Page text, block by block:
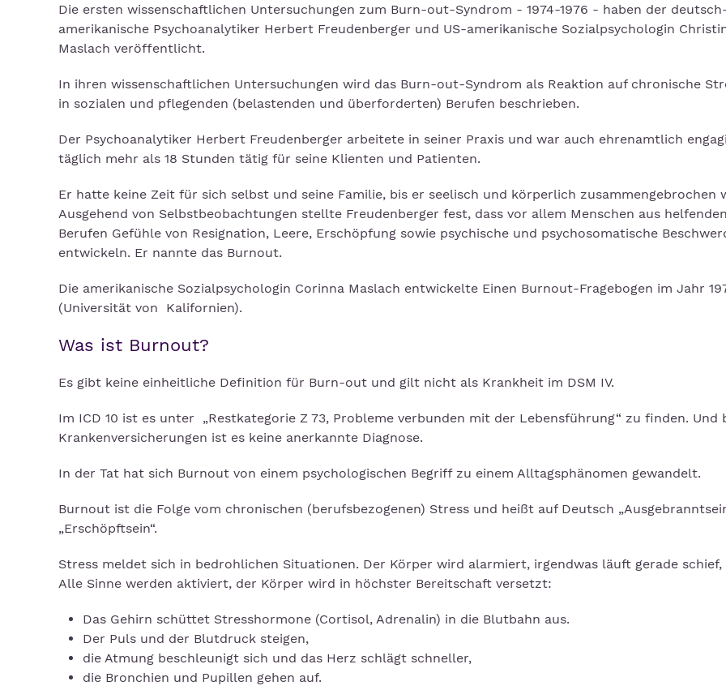
Die ersten wissenschaftlichen Untersuchungen zum Burn-out-Syndrom - 1974-1976 - haben der
amerikanische Psychoanalytiker Herbert Freudenberger und US-amerikanische Sozialpsychologin
Maslach veröffentlicht.
In ihren wissenschaftlichen Untersuchungen wird das Burn-out-Syndrom als Reaktion auf chronische
in sozialen und pflegenden (belastenden und überforderten) Berufen beschrieben.
Der Psychoanalytiker Herbert Freudenberger arbeitete in seiner Praxis und war auch ehrenamtlich
täglich mehr als 18 Stunden tätig für seine Klienten und Patienten.
Er hatte keine Zeit für sich selbst und seine Familie, bis er seelisch und körperlich zusammengebrochen
Ausgehend von Selbstbeobachtungen stellte Freudenberger fest, dass vor allem Menschen aus helfenden
Berufen Gefühle von Resignation, Leere, Erschöpfung sowie psychische und psychosomatische
entwickeln. Er nannte das Burnout.
Die amerikanische Sozialpsychologin Corinna Maslach entwickelte Einen Burnout-Fragebogen im Jahr
(Universität von Kalifornien).
Was ist Burnout?
Es gibt keine einheitliche Definition für Burn-out und gilt nicht als Krankheit im DSM IV.
Im ICD 10 ist es unter „Restkategorie Z 73, Probleme verbunden mit der Lebensführung“ zu finden. Und
Krankenversicherungen ist es keine anerkannte Diagnose.
In der Tat hat sich Burnout von einem psychologischen Begriff zu einem Alltagsphänomen gewandelt.
Burnout ist die Folge vom chronischen (berufsbezogenen) Stress und heißt auf Deutsch
„Erschöpftsein“.
Stress meldet sich in bedrohlichen Situationen. Der Körper wird alarmiert, irgendwas läuft gerade schief,
Alle Sinne werden aktiviert, der Körper wird in höchster Bereitschaft versetzt:
Das Gehirn schüttet Stresshormone (Cortisol, Adrenalin) in die Blutbahn aus.
Der Puls und der Blutdruck steigen,
die Atmung beschleunigt sich und das Herz schlägt schneller,
die Bronchien und Pupillen gehen auf.